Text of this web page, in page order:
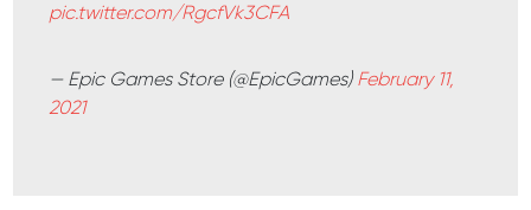
pic.twitter.com/RgcfVk3CFA
— Epic Games Store (@EpicGames) February 11,
2021